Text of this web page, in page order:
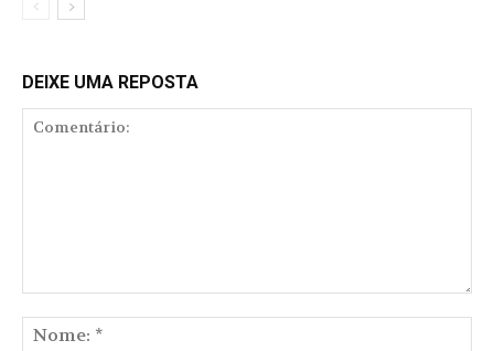
DEIXE UMA REPOSTA